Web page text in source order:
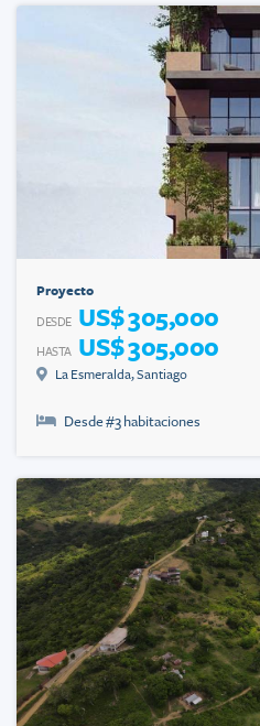
Proyecto
DESDE US$ 305,000
HASTA US$ 305,000
La Esmeralda,Santiago
Desde #3 habitaciones